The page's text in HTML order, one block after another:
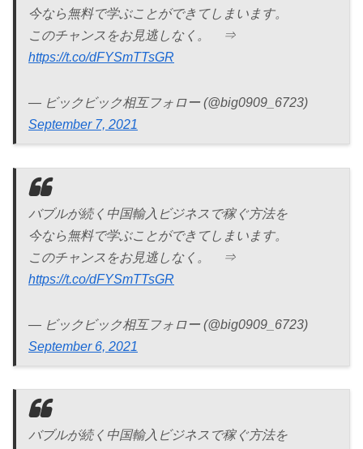
今なら無料で学ぶことができてしまいます。
このチャンスをお見逃しなく。 ⇒
https://t.co/dFYSmTTsGR
— ビックビック相互フォロー (@big0909_6723)
September 7, 2021
バブルが続く中国輸入ビジネスで稼ぐ方法を
今なら無料で学ぶことができてしまいます。
このチャンスをお見逃しなく。 ⇒
https://t.co/dFYSmTTsGR
— ビックビック相互フォロー (@big0909_6723)
September 6, 2021
バブルが続く中国輸入ビジネスで稼ぐ方法を